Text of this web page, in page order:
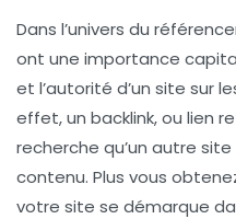
Dans l’univers du
ont une importance
et l’autorité d’un site sur
effet, un backlink, ou lien
recherche qu’un autre
contenu. Plus vous
votre site se démarque